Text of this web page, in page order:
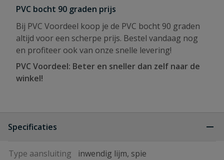
PVC bocht 90 graden prijs
Bij PVC Voordeel koop je de PVC bocht 90 graden
altijd voor een scherpe prijs. Bestel vandaag nog
en profiteer ook van onze snelle levering!
PVC Voordeel: Beter en sneller dan zelf naar de
winkel!
Specificaties
Type aansluiting inwendig lijm, spie